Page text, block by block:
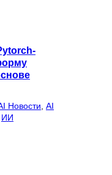
Новости AI
ИИ